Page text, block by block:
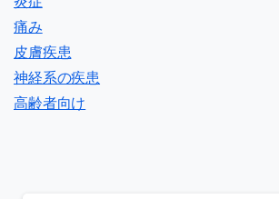
痛み
皮膚疾患
神経系の疾患
高齢者向け